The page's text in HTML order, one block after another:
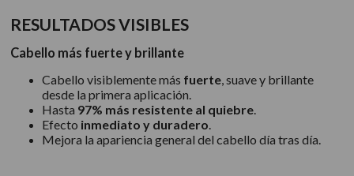
RESULTADOS VISIBLES
Cabello más fuerte y brillante
Cabello visiblemente más fuerte, suave y brillante
desde la primera aplicación.
Hasta 97% más resistente al quiebre.
Efecto inmediato y duradero.
Mejora la apariencia general del cabello día tras día.